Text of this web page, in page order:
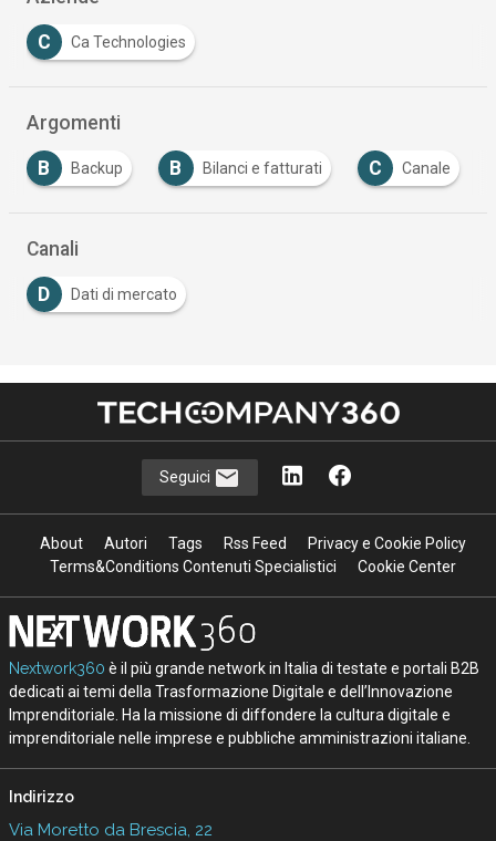
C Ca Technologies
Argomenti
B Bilanci e fatturati C Canale Cloud
Canali
D Dati di mercato
Seguici
About Autori Tags Rss Feed
Privacy e Cookie Policy
Terms&Conditions Contenuti Specialistici
Cookie Center
Nextwork360 è il più grande network in Italia di testate e portali B2B
dedicati ai temi della Trasformazione Digitale e dell’Innovazione
Imprenditoriale. Ha la missione di diffondere la cultura digitale e
imprenditoriale nelle imprese e pubbliche amministrazioni italiane.
Indirizzo
Via Moretto da Brescia, 22